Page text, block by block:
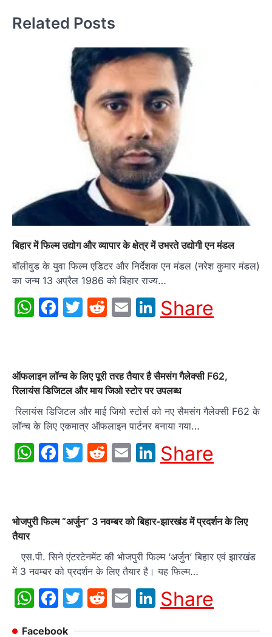
Related Posts
बिहार में फिल्म उद्योग और व्यापार के क्षेत्र में उभरते उद्योगी एन मंडल
बॉलीवुड के युवा फिल्म एडिटर और निर्देशक एन मंडल (नरेश कुमार मंडल)
का जन्म 13 अप्रैल 1986 को बिहार राज्य…
WhatsApp
Facebook
Twitter
Reddit
EmailLinkedIn
Share
ऑफलाइन लॉन्च के लिए पूरी तरह तैयार है सैमसंग गैलेक्सी F62,
रिलायंस डिजिटल और माय जिओ स्टोर पर उपलब्ध
रिलायंस डिजिटल और माई जियो स्टोर्स को नए सैमसंग गैलेक्सी F62 के
लॉन्च के लिए एकमात्र ऑफलाइन पार्टनर बनाया गया…
WhatsApp
Facebook
Twitter
Reddit
EmailLinkedIn
Share
भोजपुरी फिल्‍म “अर्जुन” 3 नवम्‍बर को बिहार-झारखंड में प्रदर्शन के लिए
तैयार
एस.पी. सिने एंटरटेनमेंट की भोजपुरी फिल्‍म ‘अर्जुन’ बिहार एवं झारखंड
में 3 नवम्‍बर को प्रदर्शन के लिए तैयार है। यह फिल्‍म…
WhatsApp
Facebook
Twitter
Reddit
EmailLinkedIn
Share
Facebook